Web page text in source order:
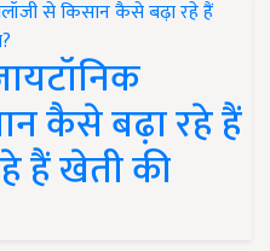
कैसे बढ़ा रहे हैं
हैं खेती की